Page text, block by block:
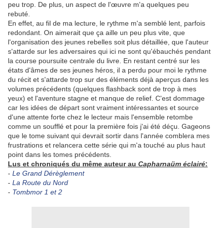
peu trop. De plus, un aspect de l'œuvre m'a quelques peu
rebuté.
En effet, au fil de ma lecture, le rythme m'a semblé lent, parfois
redondant. On aimerait que ça aille un peu plus vite, que
l'organisation des jeunes rebelles soit plus détaillée, que l'auteur
s'attarde sur les adversaires qui ici ne sont qu'ébauchés pendant
la course poursuite centrale du livre. En restant centré sur les
états d'âmes de ses jeunes héros, il a perdu pour moi le rythme
du récit et s'attarde trop sur des éléments déjà aperçus dans les
volumes précédents (quelques flashback sont de trop à mes
yeux) et l'aventure stagne et manque de relief. C'est dommage
car les idées de départ sont vraiment intéressantes et source
d'une attente forte chez le lecteur mais l'ensemble retombe
comme un soufflé et pour la première fois j'ai été déçu. Gageons
que le tome suivant qui devrait sortir dans l'année comblera mes
frustrations et relancera cette série qui m'a touché au plus haut
point dans les tomes précédents.
Lus et chroniqués du même auteur au Capharnaüm éclairé:
- Le Grand Dérèglement
- La Route du Nord
- Tombmor 1 et 2